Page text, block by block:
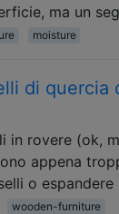
ma un
moisture
di
in rovere (ok,
appena
o
wooden-furniture